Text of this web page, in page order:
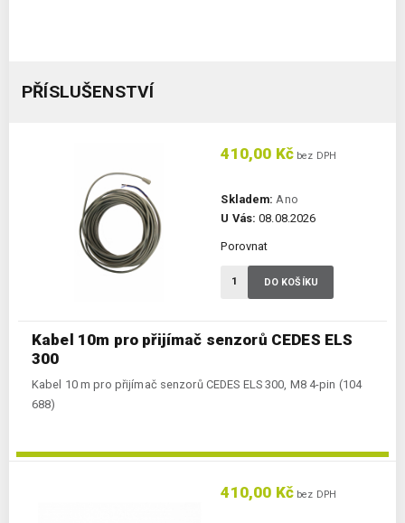
PŘÍSLUŠENSTVÍ
Kabel 10m pro přijímač senzorů CEDES ELS
300
Kabel 10 m pro přijímač senzorů CEDES ELS 300, M8 4-pin (104
688)
410,00 Kč bez DPH
Skladem: Ano
U Vás: 08.08.2026
Porovnat
DO KOŠÍKU
410,00 Kč bez DPH